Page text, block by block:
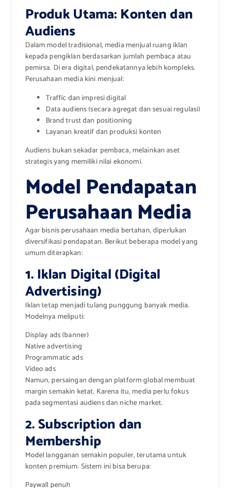
Produk Utama: Konten dan
Audiens
Dalam model tradisional, media menjual ruang iklan
kepada pengiklan berdasarkan jumlah pembaca atau
pemirsa. Di era digital, pendekatannya lebih kompleks.
Perusahaan media kini menjual:
Traffic dan impresi digital
Data audiens (secara agregat dan sesuai regulasi)
Brand trust dan positioning
Layanan kreatif dan produksi konten
Audiens bukan sekadar pembaca, melainkan aset
strategis yang memiliki nilai ekonomi.
Model Pendapatan
Perusahaan Media
Agar bisnis perusahaan media bertahan, diperlukan
diversifikasi pendapatan. Berikut beberapa model yang
umum diterapkan:
1. Iklan Digital (Digital
Advertising)
Iklan tetap menjadi tulang punggung banyak media.
Modelnya meliputi:
Display ads (banner)
Native advertising
Programmatic ads
Video ads
Namun, persaingan dengan platform global membuat
margin semakin ketat. Karena itu, media perlu fokus
pada segmentasi audiens dan niche market.
2. Subscription dan
Membership
Model langganan semakin populer, terutama untuk
konten premium. Sistem ini bisa berupa:
Paywall penuh